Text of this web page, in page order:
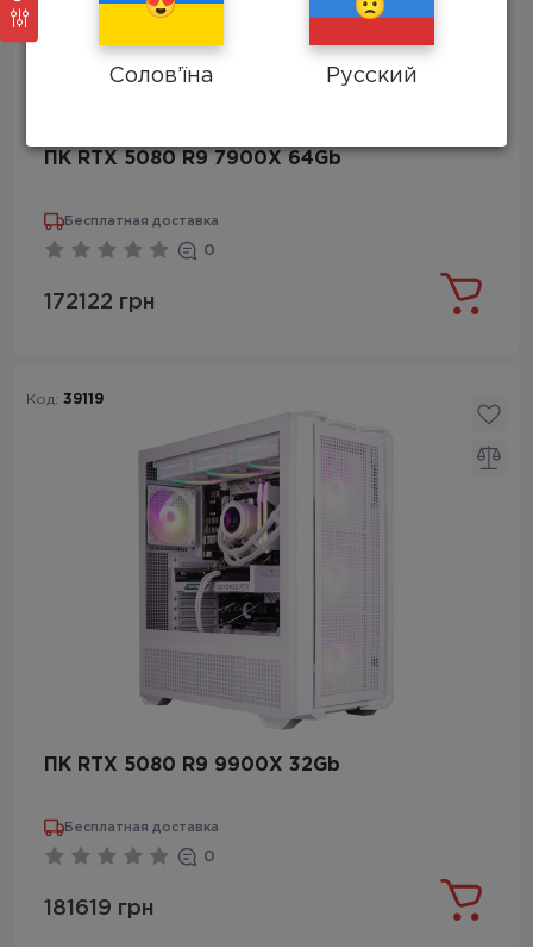
ПК RTX 5080 R9 7900X 64Gb
Бесплатная доставка
0
172122 грн
Код: 39119
ПК RTX 5080 R9 9900X 32Gb
Бесплатная доставка
0
181619 грн
Солов’їна Русский